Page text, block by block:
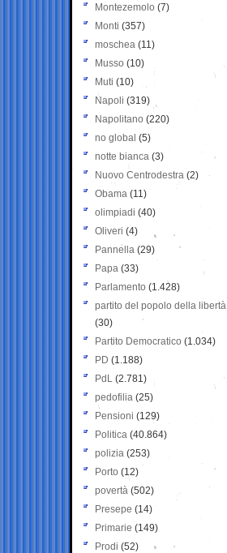
Montezemolo (7)
Monti (357)
moschea (11)
Musso (10)
Muti (10)
Napoli (319)
Napolitano (220)
no global (5)
notte bianca (3)
Nuovo Centrodestra (2)
Obama (11)
olimpiadi (40)
Oliveri (4)
Pannella (29)
Papa (33)
Parlamento (1.428)
partito del popolo della libertà
(30)
Partito Democratico (1.034)
PD (1.188)
PdL (2.781)
pedofilia (25)
Pensioni (129)
Politica (40.864)
polizia (253)
Porto (12)
povertà (502)
Presepe (14)
Primarie (149)
Prodi (52)